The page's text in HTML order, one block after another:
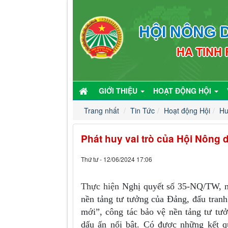
HỘI NÔNG
HA TINH
GIỚI THIỆU HOẠT ĐỘNG HỘI
Trang nhất
Tin Tức Hoạt động Hội
Phát huy vai trò của Hội
Thứ tư - 12/06/2024 17:06
Thực hiện Nghị quyết số 35-NQ/TW,
nền tảng tư tưởng của Đảng, đấu
mới”, công tác bảo vệ nền tảng tư
dấu ấn nổi bật. Có được những kết